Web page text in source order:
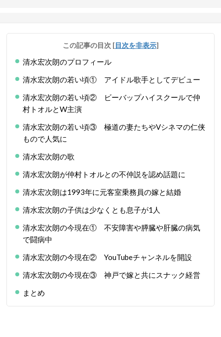
この記事の目次 [目次を非表示]
清水宏次朗のプロフィール
清水宏次朗の若い頃① アイドル歌手としてデビュー
清水宏次朗の若い頃② ビーバップハイスクールで仲
村トオルとW主演
清水宏次朗の若い頃③ 極道の妻たちやVシネマの仁侠
もので人気に
清水宏次朗の歌
清水宏次朗が仲村トオルとの不仲説を認め話題に
清水宏次朗は1993年に元客室乗務員の嫁と結婚
清水宏次朗の子供は少なくとも息子が1人
清水宏次朗の今現在① 不安障害や膵臓や肝臓の病気
で闘病中
清水宏次朗の今現在② YouTubeチャンネルを開設
清水宏次朗の今現在③ 神戸で嫁と共にスナック経営
まとめ